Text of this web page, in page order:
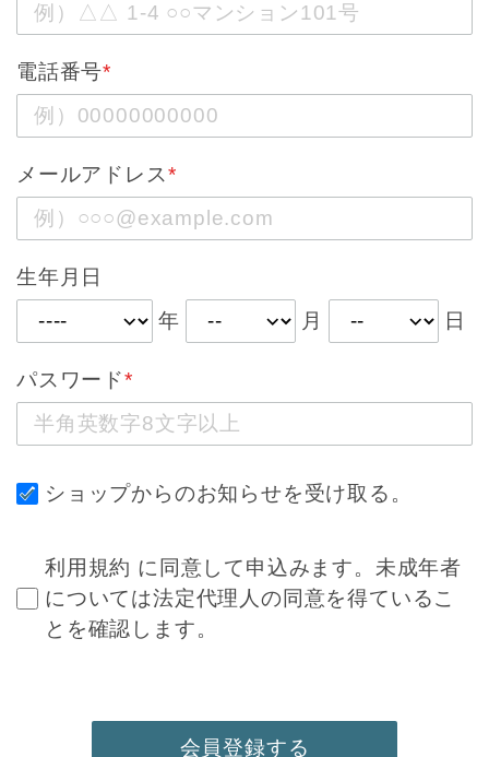
電話番号*
メールアドレス*
生年月日
年
月 日
パスワード*
ショップからのお知らせを受け取る。
利用規約 に同意して申込みます。未成年者
については法定代理人の同意を得ているこ
とを確認します。